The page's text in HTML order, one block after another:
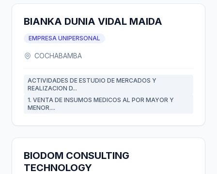
BIANKA DUNIA VIDAL MAIDA
EMPRESA UNIPERSONAL
COCHABAMBA
ACTIVIDADES DE ESTUDIO DE MERCADOS Y
REALIZACION D...
1. VENTA DE INSUMOS MEDICOS AL POR MAYOR Y
MENOR....
BIODOM CONSULTING
TECHNOLOGY